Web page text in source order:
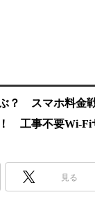
？ スマホ料金
工事不要Wi-Fi
見る